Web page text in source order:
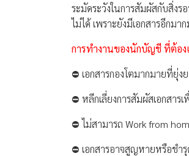
ระมัดระวังในการสัมผัสกับสิ่ง
ไม่ได้ เพราะยังมีเอกสารอีกม
การทำงานของนักบัญชี ที่ต้อง
⛔️ เอกสารกองโตมากมายที่ยุ่ง
⛔️ หลีกเลี่ยงการสัมผัสเอกสาร
⛔️ ไม่สามารถ Work from
⛔️ เอกสารอาจสูญหายหรือชำรุ